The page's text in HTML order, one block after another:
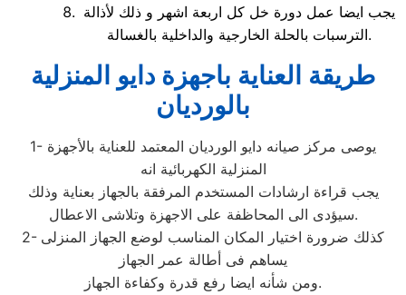
يجب ايضا عمل دورة خل كل اربعة اشهر و ذلك لأذالة
الترسبات بالحلة الخارجية والداخلية بالغسالة.
طريقة العناية باجهزة دايو المنزلية
بالورديان
1- يوصى مركز صيانه دايو الورديان المعتمد للعناية بالأجهزة
المنزلية الكهربائية انه
يجب قراءة ارشادات المستخدم المرفقة بالجهاز بعناية وذلك
سيؤدى الى المحاظفة على الاجهزة وتلاشى الاعطال.
2- كذلك ضرورة اختيار المكان المناسب لوضع الجهاز المنزلى
يساهم فى أطالة عمر الجهاز
ومن شأنه ايضا رفع قدرة وكفاءة الجهاز.